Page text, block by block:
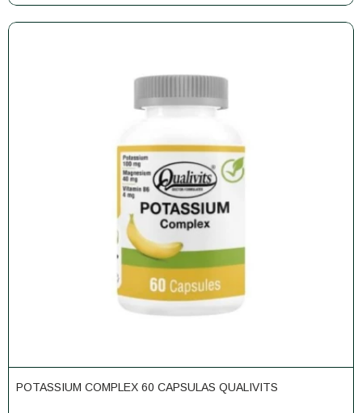
POTASSIUM COMPLEX 60 CAPSULAS QUALIVITS